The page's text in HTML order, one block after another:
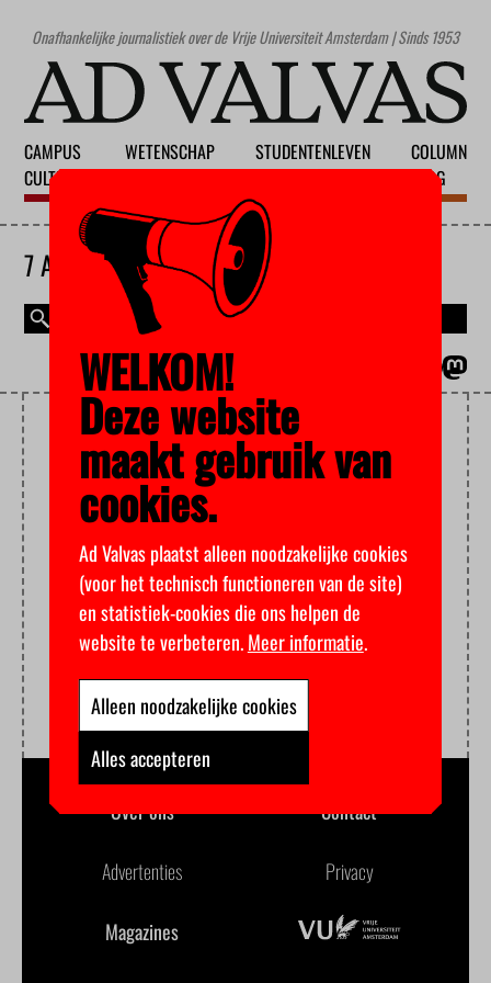
Onafhankelijke journalistiek over de Vrije Universiteit Amsterdam | Sinds 1953
CAMPUS
CULTUUR
WETENSCHAP
STUDENTENLEVEN
COLUMN
BLOG
7 AUGUSTUS 2026
KWALITEIT
Over ons Contact
Advertenties Privacy
Magazines
WELKOM!
Deze website
maakt gebruik van
cookies.
Ad Valvas plaatst alleen noodzakelijke cookies
(voor het technisch functioneren van de site)
en statistiek-cookies die ons helpen de
website te verbeteren.Meer informatie.
Alleen noodzakelijke cookies
Alles accepteren